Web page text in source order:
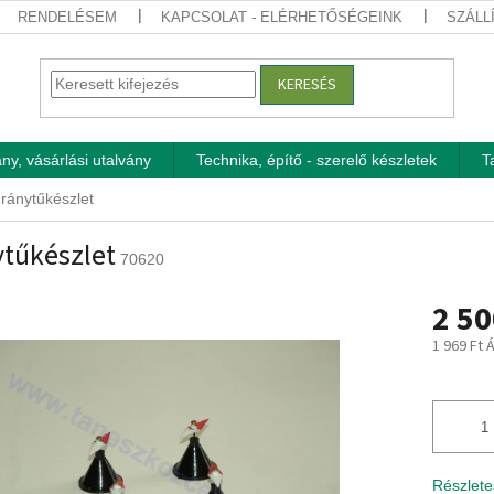
RENDELÉSEM KAPCSOLAT - ELÉRHETŐSÉGEINK
KERESÉS
vásárlási utalvány Technika, építő - szerelő készletek
70620
2
1 969 Ft